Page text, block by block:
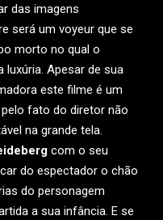
das imagens
será um voyeur que se
morto no qual o
Apesar de sua
este filme é um
fato do diretor não
na grande tela.
com o seu
do espectador o chão
do personagem
a sua infância. E se